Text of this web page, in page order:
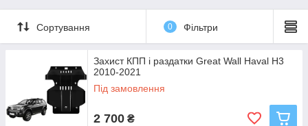
Сортування 0 Фільтри
Захист КПП і раздатки Great Wall Haval H3
2010-2021
Під замовлення
2 700 ₴